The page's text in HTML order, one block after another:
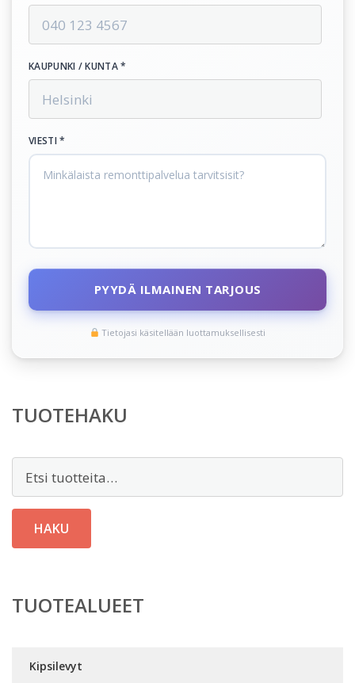
KAUPUNKI / KUNTA *
VIESTI *
PYYDÄ ILMAINEN TARJOUS
Tietojasi käsitellään luottamuksellisesti
TUOTEHAKU
HAKU
TUOTEALUEET
Kipsilevyt